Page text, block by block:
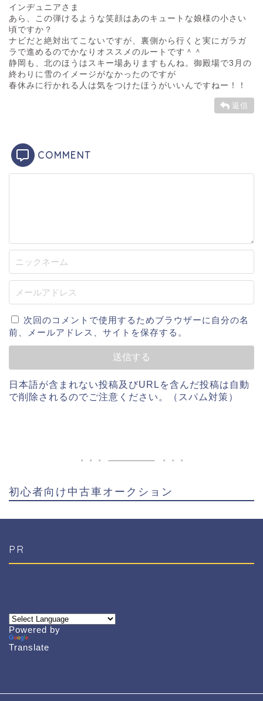
インヂュニアさま
あら、この弾けるような笑顔はあのキュートな娘様の小さい
頃ですか？
ナビだと絶対出てこないですが、裏側から行くと実にガラガ
ラで進めるのでかなりオススメのルートです＾＾
静岡も、北のほうはスキー場ありますもんね。御殿場で3月の
終わりに雪のイメージがなかったのですが
春休みに行かれる人は気をつけたほうがいいんですねー！！
返信
COMMENT
次回のコメントで使用するためブラウザーに自分の名
前、メールアドレス、サイトを保存する。
日本語が含まれない投稿及びURLを含んだ投稿は自動
で削除されるのでご注意ください。（スパム対策）
初心者向け中古車オークション
PR
Powered by
Translate